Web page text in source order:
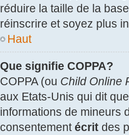
réduire la taille de la
réinscrire et soyez plus
Haut
Que signifie COPPA?
COPPA (ou Child Online
aux Etats-Unis qui dit
informations de mineurs
consentement écrit des